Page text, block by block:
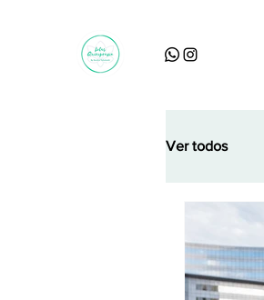
Ver todos